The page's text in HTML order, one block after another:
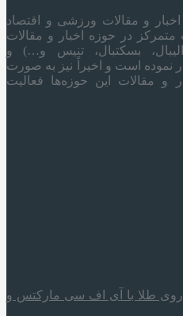
و مقالات ورزشی و اقتصاد
1395 به صورت متمرکز در حوزه اخبار و مقالات
بسکتبال، تنیس و…) و
نموده است و اخیراً نیز به صورت
و مقالات این حوزه‌ها فعالیت